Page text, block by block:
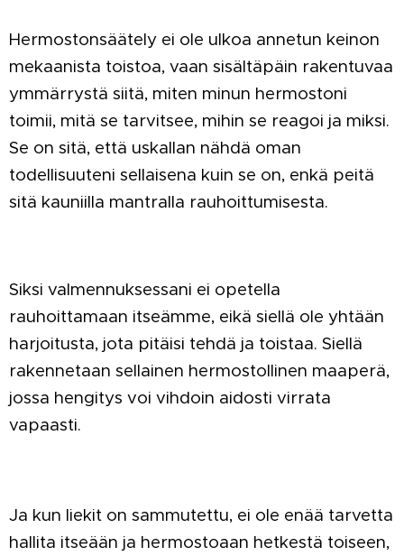
Hermostonsäätely ei ole ulkoa annetun keinon
mekaanista toistoa, vaan sisältäpäin rakentuvaa
ymmärrystä siitä, miten minun hermostoni
toimii, mitä se tarvitsee, mihin se reagoi ja miksi.
Se on sitä, että uskallan nähdä oman
todellisuuteni sellaisena kuin se on, enkä peitä
sitä kauniilla mantralla rauhoittumisesta.
Siksi valmennuksessani ei opetella
rauhoittamaan itseämme, eikä siellä ole yhtään
harjoitusta, jota pitäisi tehdä ja toistaa. Siellä
rakennetaan sellainen hermostollinen maaperä,
jossa hengitys voi vihdoin aidosti virrata
vapaasti.
Ja kun liekit on sammutettu, ei ole enää tarvetta
hallita itseään ja hermostoaan hetkestä toiseen,